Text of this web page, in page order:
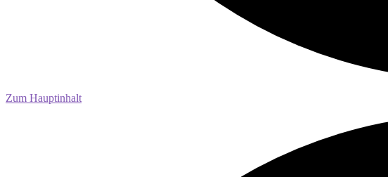
Zum Hauptinhalt